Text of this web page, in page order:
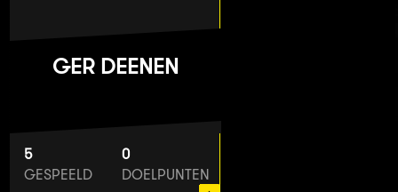
GER DEENEN
5
GESPEELD
0
DOELPUNTEN